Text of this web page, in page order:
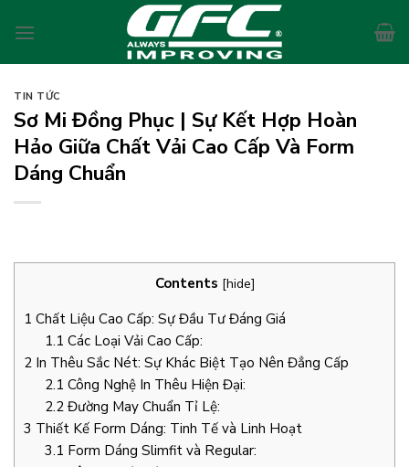
TIN TỨC
Sơ Mi Đồng Phục | Sự Kết Hợp Hoàn
Hảo Giữa Chất Vải Cao Cấp Và Form
Dáng Chuẩn
Contents [hide]
1 Chất Liệu Cao Cấp: Sự Đầu Tư Đáng Giá
1.1 Các Loại Vải Cao Cấp:
2 In Thêu Sắc Nét: Sự Khác Biệt Tạo Nên Đẳng Cấp
2.1 Công Nghệ In Thêu Hiện Đại:
2.2Đường May Chuẩn Tỉ Lệ:
3 Thiết Kế Form Dáng: Tinh Tế và Linh Hoạt
3.1 Form Dáng Slimfit và Regular: